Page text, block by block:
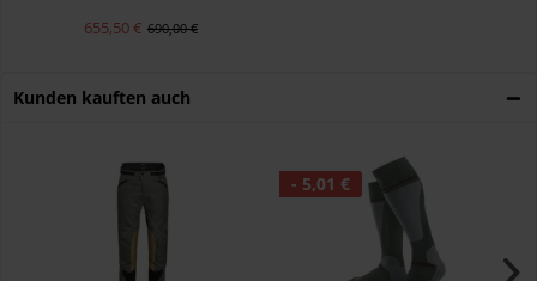
655,50 € 690,00 €
Kunden kauften auch
- 5,01 €